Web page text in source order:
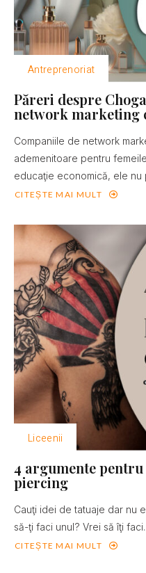
Antreprenoriat
Păreri despre
network marketing
Companiile de network
ademenitoare pentru
educaţie economică, ele nu
CITEȘTE MAI MULT
Liceenii
4 argumente
piercing
Cauţi idei de tatuaje dar nu
să-ţi faci unul? Vrei să îţi
CITEȘTE MAI MULT